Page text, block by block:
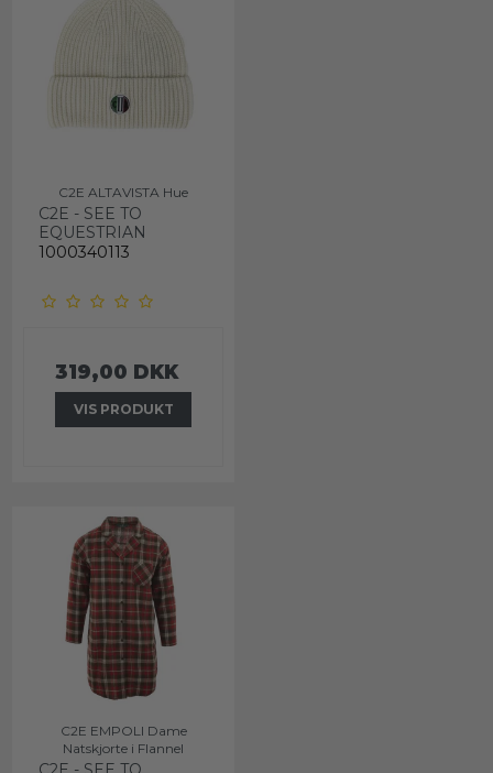
C2E ALTAVISTA Hue
C2E - SEE TO
EQUESTRIAN
1000340113
319,00 DKK
VIS PRODUKT
C2E EMPOLI Dame
Natskjorte i Flannel